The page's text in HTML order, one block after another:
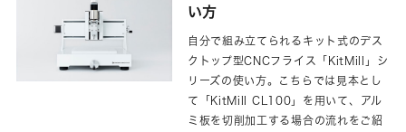
い方
自分で組み立てられるキット式のデス
クトップ型CNCフライス「KitMill」シ
リーズの使い方。こちらでは見本とし
て「KitMill CL100」を用いて、アル
ミ板を切削加工する場合の流れをご紹